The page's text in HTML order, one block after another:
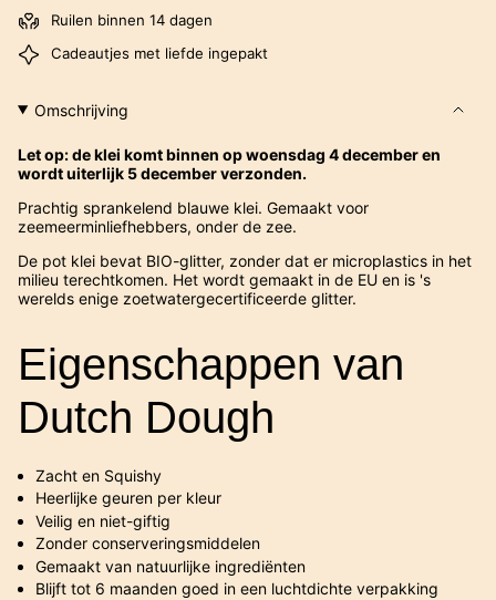
Ruilen binnen 14 dagen
Cadeautjes met liefde ingepakt
Omschrijving
Let op: de klei komt binnen op woensdag 4 december en
wordt uiterlijk 5 december verzonden.
Prachtig sprankelend blauwe klei. Gemaakt voor
zeemeerminliefhebbers, onder de zee.
De pot klei bevat BIO-glitter, zonder dat er microplastics in het
milieu terechtkomen. Het wordt gemaakt in de EU en is 's
werelds enige zoetwatergecertificeerde glitter.
Eigenschappen van
Dutch Dough
Zacht en Squishy
Heerlijke geuren per kleur
Veilig en niet-giftig
Zonder conserveringsmiddelen
Gemaakt van natuurlijke ingrediënten
Blijft tot 6 maanden goed in een luchtdichte verpakking